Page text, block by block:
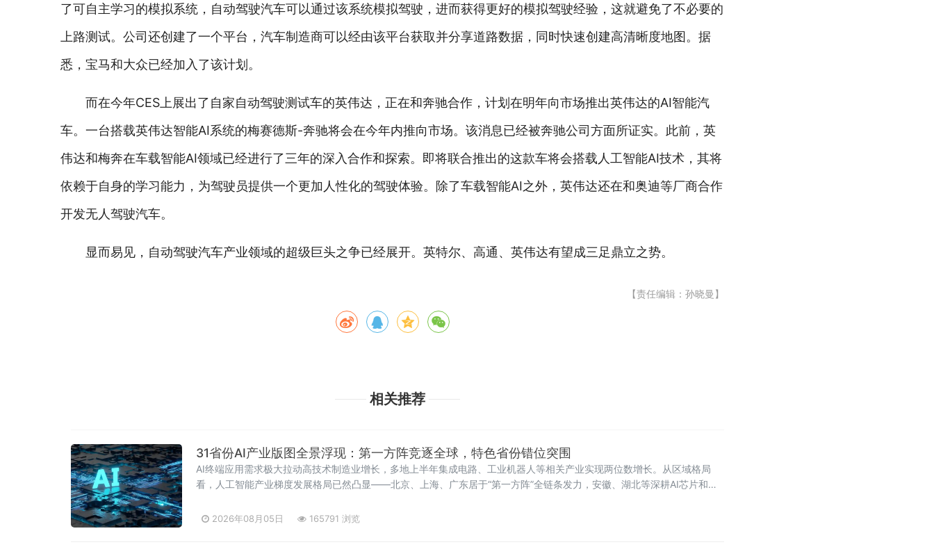
了可自主学习的模拟系统，自动驾驶汽车可以通过该系统模拟驾驶，进而获得更好的模拟驾驶经验，这就避免了不必要的
上路测试。公司还创建了一个平台，汽车制造商可以经由该平台获取并分享道路数据，同时快速创建高清晰度地图。据
悉，宝马和大众已经加入了该计划。
而在今年CES上展出了自家自动驾驶测试车的英伟达，正在和奔驰合作，计划在明年向市场推出英伟达的AI智能汽
车。一台搭载英伟达智能AI系统的梅赛德斯-奔驰将会在今年内推向市场。该消息已经被奔驰公司方面所证实。此前，英
伟达和梅奔在车载智能AI领域已经进行了三年的深入合作和探索。即将联合推出的这款车将会搭载人工智能AI技术，其将
依赖于自身的学习能力，为驾驶员提供一个更加人性化的驾驶体验。除了车载智能AI之外，英伟达还在和奥迪等厂商合作
开发无人驾驶汽车。
显而易见，自动驾驶汽车产业领域的超级巨头之争已经展开。英特尔、高通、英伟达有望成三足鼎立之势。
【责任编辑：孙晓曼】
相关推荐
31省份AI产业版图全景浮现：第一方阵竞逐全球，特色省份错位突围
AI终端应用需求极大拉动高技术制造业增长，多地上半年集成电路、工业机器人等相关产业实现两位数增长。从区域格局
看，人工智能产业梯度发展格局已然凸显——北京、上海、广东居于“第一方阵”全链条发力，安徽、湖北等深耕AI芯片和光
2026年08月05日 165791 浏览